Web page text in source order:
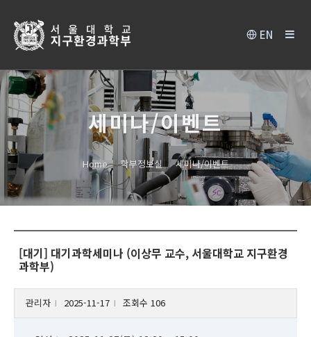
EN
세미나/이벤트
Home 학부정보실 세미나/이벤트
[대기] 대기과학세미나 (이상무 교수, 서울대학교 지구환경
과학부)
관리자 2025-11-17 조회수 106